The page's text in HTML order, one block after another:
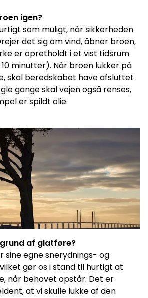
igen?
som muligt, når sikkerheden
det sig om vind, åbner broen,
er opretholdt i et vist tidsrum
minutter). Når broen lukker på
skal beredskabet have afsluttet
gange skal vejen også renses,
er spildt olie.
af glatføre?
sine egne snerydnings- og
gør os i stand til hurtigt at
når behovet opstår. Det er
at vi skulle lukke af den